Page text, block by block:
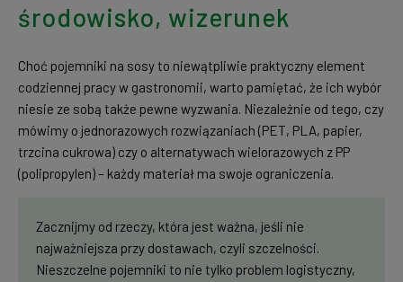
środowisko, wizerunek
Choć pojemniki na sosy to niewątpliwie praktyczny element
codziennej pracy w gastronomii, warto pamiętać, że ich wybór
niesie ze sobą także pewne wyzwania. Niezależnie od tego, czy
mówimy o jednorazowych rozwiązaniach (PET, PLA, papier,
trzcina cukrowa) czy o alternatywach wielorazowych z PP
(polipropylen) – każdy materiał ma swoje ograniczenia.
Zacznijmy od rzeczy, która jest ważna, jeśli nie
najważniejsza przy dostawach, czyli szczelności.
Nieszczelne pojemniki to nie tylko problem logistyczny,